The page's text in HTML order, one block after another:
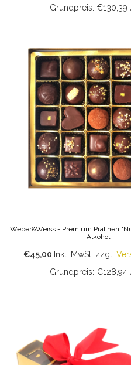
Grundpreis: €130,39
Weber&Weiss - Premium Pralinen
Alkohol
€45,00 Inkl. MwSt. zzgl.
Grundpreis: €128,94